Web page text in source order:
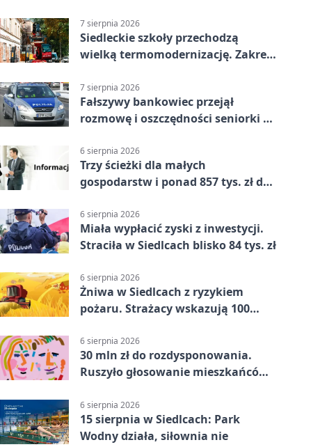
7 sierpnia 2026
Siedleckie szkoły przechodzą
wielką termomodernizację. Zakres
7 sierpnia 2026
Fałszywy bankowiec przejął
rozmowę i oszczędności seniorki z
6 sierpnia 2026
Trzy ścieżki dla małych
gospodarstw i ponad 857 tys. zł do
6 sierpnia 2026
Miała wypłacić zyski z inwestycji.
Straciła w Siedlcach blisko 84 tys. zł
6 sierpnia 2026
Żniwa w Siedlcach z ryzykiem
pożaru. Strażacy wskazują 100
6 sierpnia 2026
30 mln zł do rozdysponowania.
Ruszyło głosowanie mieszkańców
6 sierpnia 2026
15 sierpnia w Siedlcach: Park
Wodny działa, siłownia nie